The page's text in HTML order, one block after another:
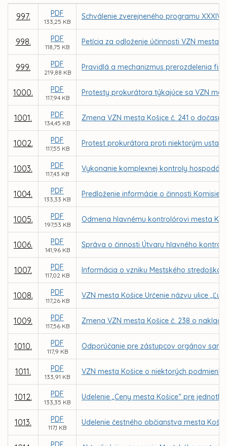
997. PDF
133,25 KB
Schválenie zverejneného programu
998. PDF
118,75 KB
Petícia za odloženie účinnosti VZN mesta
999. PDF
219,88 KB
Pravidlá a mechanizmus prerozdelenia
1000. PDF
117,94 KB
Protesty prokurátora týkajúce sa VZN
1001. PDF
134,45 KB
Zmena VZN mesta Košice č. 241 o
1002. PDF
117,55 KB
Protest prokurátora proti niektorým
1003. PDF
117,43 KB
Vykonanie komplexnej kontroly
1004. PDF
133,33 KB
Predloženie informácie o činnosti
1005. PDF
197,53 KB
Odmena hlavnému kontrolórovi mesta
1006. PDF
141,96 KB
Správa o činnosti Útvaru hlavného
1007. PDF
117,02 KB
Informácia o vzniku Mestského
1008. PDF
117,26 KB
VZN mesta Košice Určenie názvu ulice
1009. PDF
117,56 KB
Zmena VZN mesta Košice č. 238 o
1010. PDF
117,9 KB
Odporúčanie pre zástupcov orgánov
1011. PDF
133,91 KB
VZN mesta Košice o niektorých
1012. PDF
133,35 KB
Udelenie „Ceny mesta Košice“ pre
1013. PDF
117,1 KB
Udelenie čestného občianstva mesta